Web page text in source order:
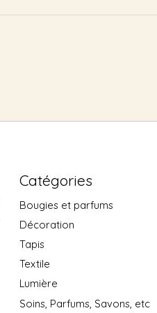
Catégories
Bougies et parfums
Décoration
Tapis
Textile
Lumière
Soins, Parfums, Savons, etc